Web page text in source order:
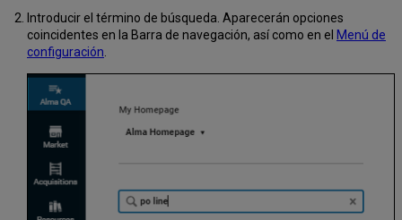
Introducir el término de búsqueda. Aparecerán opciones
coincidentes en la Barra de navegación, así como en el Menú de
configuración